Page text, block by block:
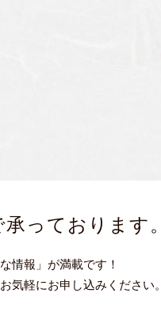
っております。
情報」が満載です！
気軽にお申し込みください。